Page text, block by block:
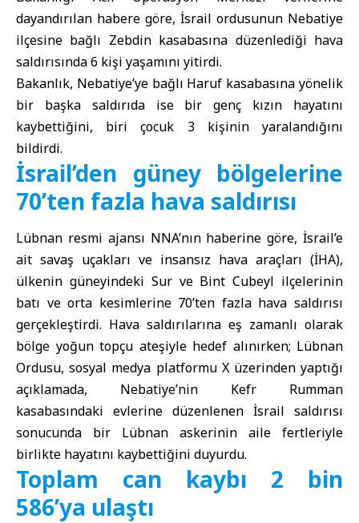
dayandırılan habere göre, İsrail ordusunun Nebatiye
ilçesine bağlı Zebdin kasabasına düzenlediği hava
saldırısında 6 kişi yaşamını yitirdi.
Bakanlık, Nebatiye’ye bağlı Haruf kasabasına yönelik
bir başka saldırıda ise bir genç kızın hayatını
kaybettiğini, biri çocuk 3 kişinin yaralandığını
bildirdi.
İsrail’den güney bölgelerine
70’ten fazla hava saldırısı
Lübnan resmi ajansı NNA’nın haberine göre, İsrail’e
ait savaş uçakları ve insansız hava araçları (İHA),
ülkenin güneyindeki Sur ve Bint Cubeyl ilçelerinin
batı ve orta kesimlerine 70’ten fazla hava saldırısı
gerçekleştirdi. Hava saldırılarına eş zamanlı olarak
bölge yoğun topçu ateşiyle hedef alınırken; Lübnan
Ordusu, sosyal medya platformu X üzerinden yaptığı
açıklamada, Nebatiye’nin Kefr Rumman
kasabasındaki evlerine düzenlenen İsrail saldırısı
sonucunda bir Lübnan askerinin aile fertleriyle
birlikte hayatını kaybettiğini duyurdu.
Toplam can kaybı 2 bin
586’ya ulaştı